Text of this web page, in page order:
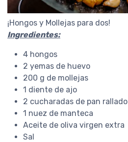
¡Hongos y Mollejas para dos!
Ingredientes:
4 hongos
2 yemas de huevo
200 g de mollejas
1 diente de ajo
2 cucharadas de pan rallado
1 nuez de manteca
Aceite de oliva virgen extra
Sal